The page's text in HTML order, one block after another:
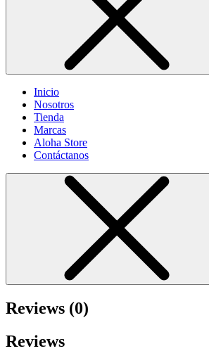
Inicio
Nosotros
Tienda
Marcas
Aloha Store
Contáctanos
Reviews (0)
Reviews